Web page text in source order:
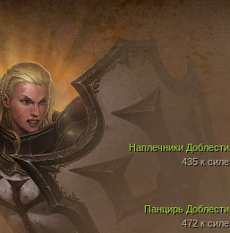
Панцирь Доблести
472 к силе
Наплечники Доблести
435 к силе